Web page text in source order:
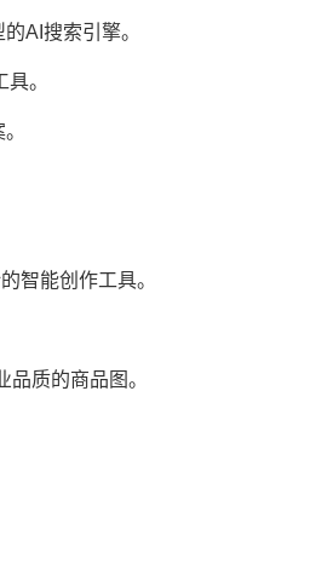
AI搜索引擎。
。
智能创作工具。
质的商品图。